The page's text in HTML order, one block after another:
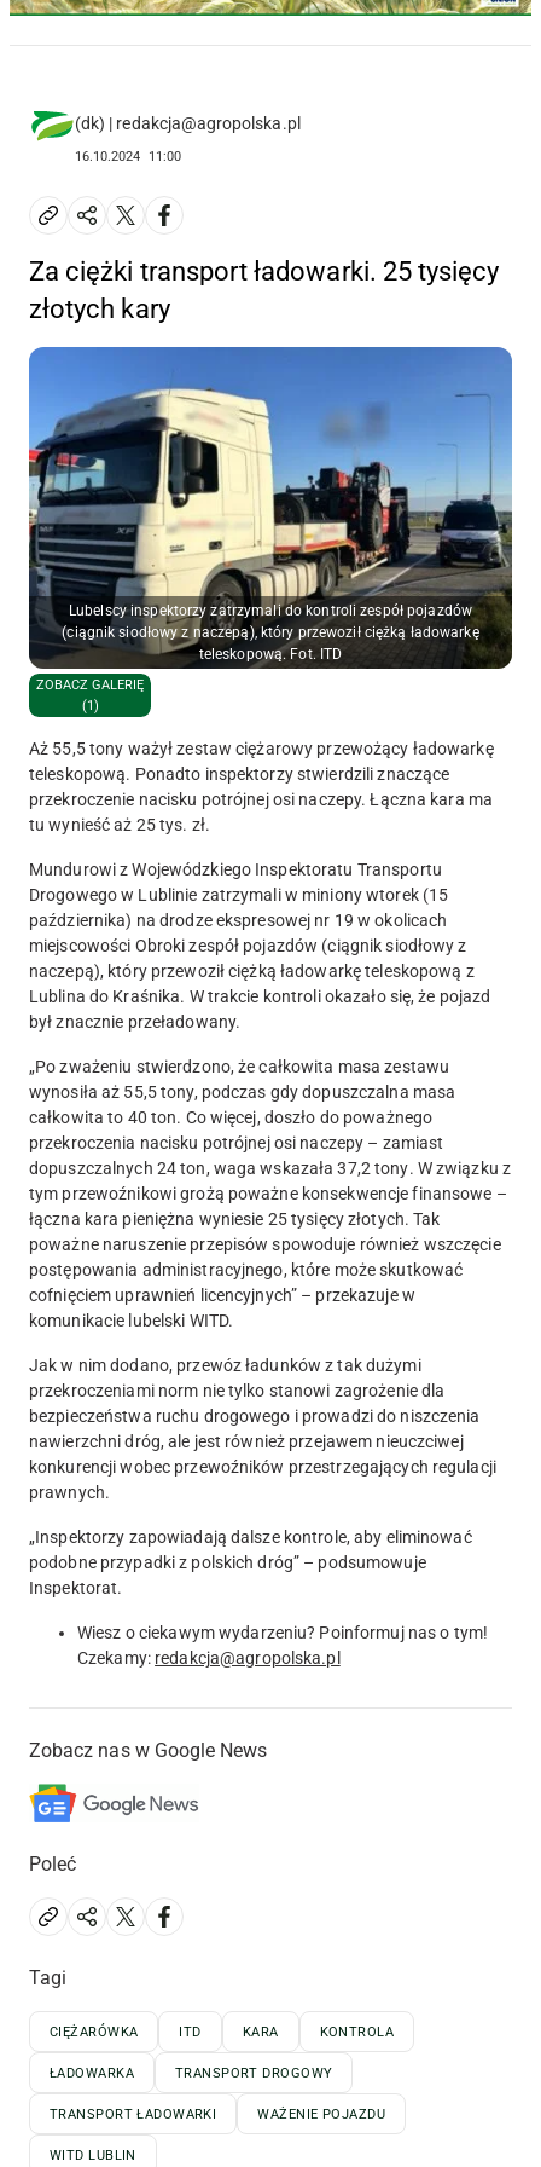
(dk) | redakcja@agropolska.pl
16.10.2024 11:00
Za ciężki transport ładowarki. 25 tysięcy
złotych kary
Lubelscy inspektorzy zatrzymali do kontroli zespół pojazdów
(ciągnik siodłowy z naczepą), który przewoził ciężką ładowarkę
teleskopową. Fot. ITD
ZOBACZ GALERIĘ
(1)
Aż 55,5 tony ważył zestaw ciężarowy przewożący ładowarkę
teleskopową. Ponadto inspektorzy stwierdzili znaczące
przekroczenie nacisku potrójnej osi naczepy. Łączna kara ma
tu wynieść aż 25 tys. zł.
Mundurowi z Wojewódzkiego Inspektoratu Transportu
Drogowego w Lublinie zatrzymali w miniony wtorek (15
października) na drodze ekspresowej nr 19 w okolicach
miejscowości Obrokizespół pojazdów (ciągnik siodłowy z
naczepą), który przewoził ciężką ładowarkę teleskopową z
Lublina do Kraśnika. W trakcie kontroli okazało się, że pojazd
był znacznie przeładowany.
„Po zważeniu stwierdzono, żecałkowita masa zestawu
wynosiła aż 55,5 tony, podczas gdy dopuszczalna masa
całkowita to 40 ton. Co więcej, doszło do poważnego
przekroczenia nacisku potrójnej osi naczepy – zamiast
dopuszczalnych 24 ton, waga wskazała 37,2 tony. W związku z
tym przewoźnikowi grożą poważne konsekwencje finansowe –
łączna kara pieniężna wyniesie 25 tysięcy złotych. Tak
poważne naruszenie przepisów spowoduje również wszczęcie
postępowania administracyjnego, które może skutkować
cofnięciem uprawnień licencyjnych” – przekazuje w
komunikacie lubelski WITD.
Jak w nim dodano, przewóz ładunków z tak dużymi
przekroczeniami norm nie tylko stanowi zagrożenie dla
bezpieczeństwa ruchu drogowego i prowadzi do niszczenia
nawierzchni dróg, ale jest również przejawem nieuczciwej
konkurencji wobec przewoźników przestrzegających regulacji
prawnych.
„Inspektorzy zapowiadają dalsze kontrole, aby eliminować
podobne przypadki z polskich dróg” – podsumowuje
Inspektorat.
Wiesz o ciekawym wydarzeniu? Poinformuj nas o tym!
Czekamy: redakcja@agropolska.pl
Zobacz nas w Google News
Poleć
Tagi
CIĘŻARÓWKA ITD KARA KONTROLA
ŁADOWARKA TRANSPORT DROGOWY
TRANSPORT ŁADOWARKI WAŻENIE POJAZDU
WITD LUBLIN